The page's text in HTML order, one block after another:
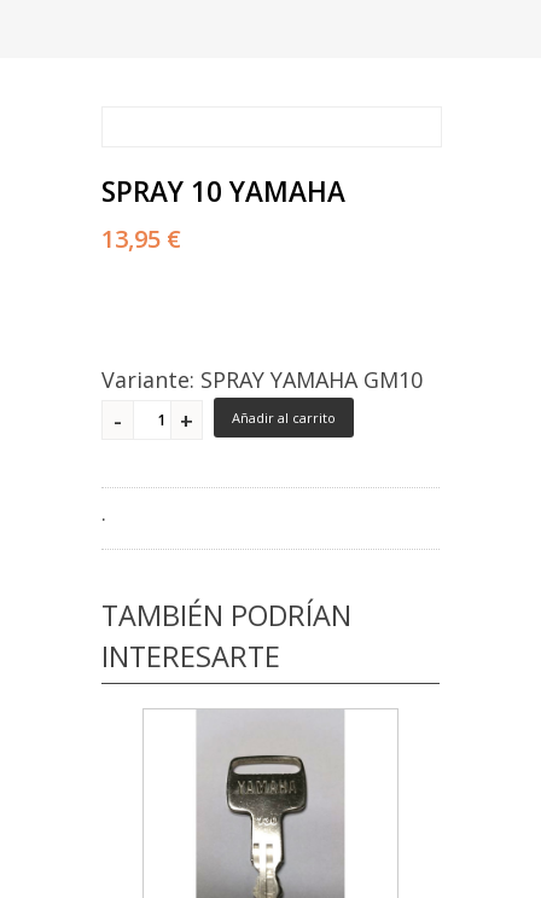
SPRAY 10 YAMAHA
13,95 €
Variante: SPRAY YAMAHA GM10
Añadir al carrito
.
TAMBIÉN PODRÍAN
INTERESARTE